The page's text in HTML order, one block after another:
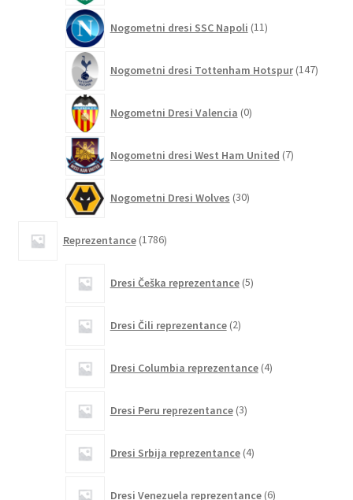
Nogometni dresi SSC Napoli 11izdelkov
Nogometni dresi Tottenham Hotspur 147
Nogometni Dresi Valencia 0izdelkov
Nogometni dresi West Ham United 7izdelkov
Nogometni Dresi Wolves 30izdelkov
Reprezentance 1786izdelkov
Dresi Češka reprezentance 5izdelkov
Dresi Čili reprezentance 2izdelka
Dresi Columbia reprezentance 4izdelki
Dresi Peru reprezentance 3izdelki
Dresi Srbija reprezentance 4izdelki
Dresi Venezuela reprezentance 6